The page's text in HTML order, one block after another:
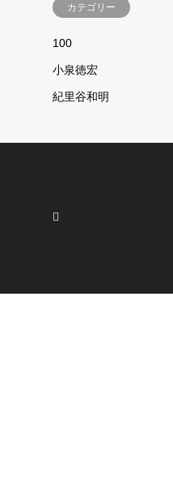
カテゴリー
100
小泉徳宏
紀里谷和明